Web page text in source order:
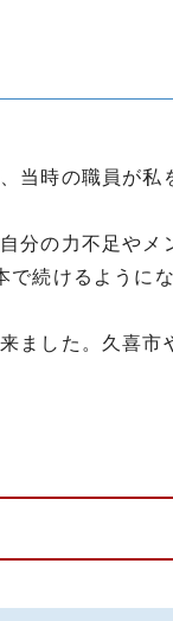
当時の職員が私
分の力不足やメ
続けるようにな
ました。久喜市